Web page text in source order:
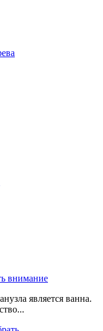
внимание
является ванна.